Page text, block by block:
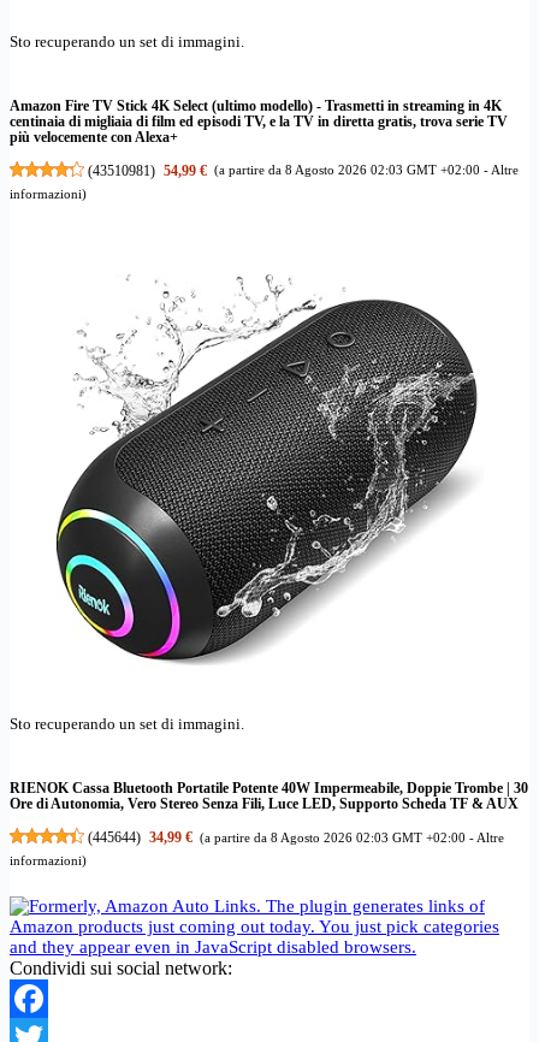
Sto recuperando un set di immagini.
Amazon Fire TV Stick 4K Select (ultimo modello) - Trasmetti in streaming in 4K
centinaia di migliaia di film ed episodi TV, e la TV in diretta gratis, trova serie TV
più velocemente con Alexa+
(43510981) 54,99 € (a partire da 8 Agosto 2026 02:03 GMT +02:00 - Altre
informazioni)
Sto recuperando un set di immagini.
RIENOK Cassa Bluetooth Portatile Potente 40W Impermeabile, Doppie Trombe | 30
Ore di Autonomia, Vero Stereo Senza Fili, Luce LED, Supporto Scheda TF & AUX
(445644) 34,99 € (a partire da 8 Agosto 2026 02:03 GMT +02:00 - Altre
informazioni)
Condividi sui social network:
Facebook